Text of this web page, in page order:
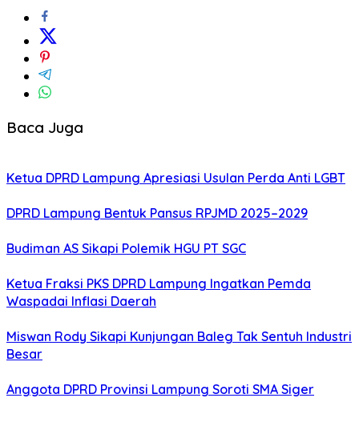
Baca Juga
Ketua DPRD Lampung Apresiasi Usulan Perda Anti LGBT
DPRD Lampung Bentuk Pansus RPJMD 2025–2029
Budiman AS Sikapi Polemik HGU PT SGC
Ketua Fraksi PKS DPRD Lampung Ingatkan Pemda
Waspadai Inflasi Daerah
Miswan Rody Sikapi Kunjungan Baleg Tak Sentuh Industri
Besar
Anggota DPRD Provinsi Lampung Soroti SMA Siger